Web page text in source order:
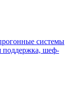
системы
поддержка, шеф-